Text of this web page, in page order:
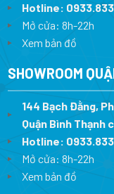
Hotline:
Mở cửa: 8h-22h
Xem bản đồ
SHOWROOM
144 Bạch Đằng,
Quận Bình Thạnh
Hotline:
Mở cửa: 8h-22h
Xem bản đồ